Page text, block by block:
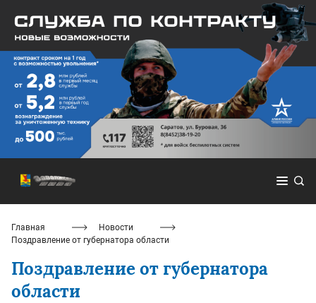
Главная
Новости
Поздравление от губернатора области
Поздравление от губернатора
области